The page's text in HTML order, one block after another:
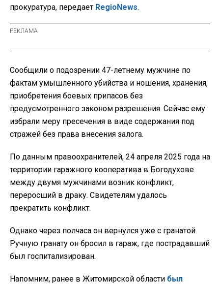
прокуратура, передает RegioNews.
Сообщили о подозрении 47-летнему мужчине по
фактам умышленного убийства и ношения, хранения,
приобретения боевых припасов без
предусмотренного законом разрешения. Сейчас ему
избрали меру пресечения в виде содержания под
стражей без права внесения залога.
По данным правоохранителей, 24 апреля 2025 года на
территории гаражного кооператива в Богодухове
между двумя мужчинами возник конфликт,
переросший в драку. Свидетелям удалось
прекратить конфликт.
Однако через полчаса он вернулся уже с гранатой.
Ручную гранату он бросил в гараж, где пострадавший
был госпитализирован.
Напомним, ранее в Житомирской области был